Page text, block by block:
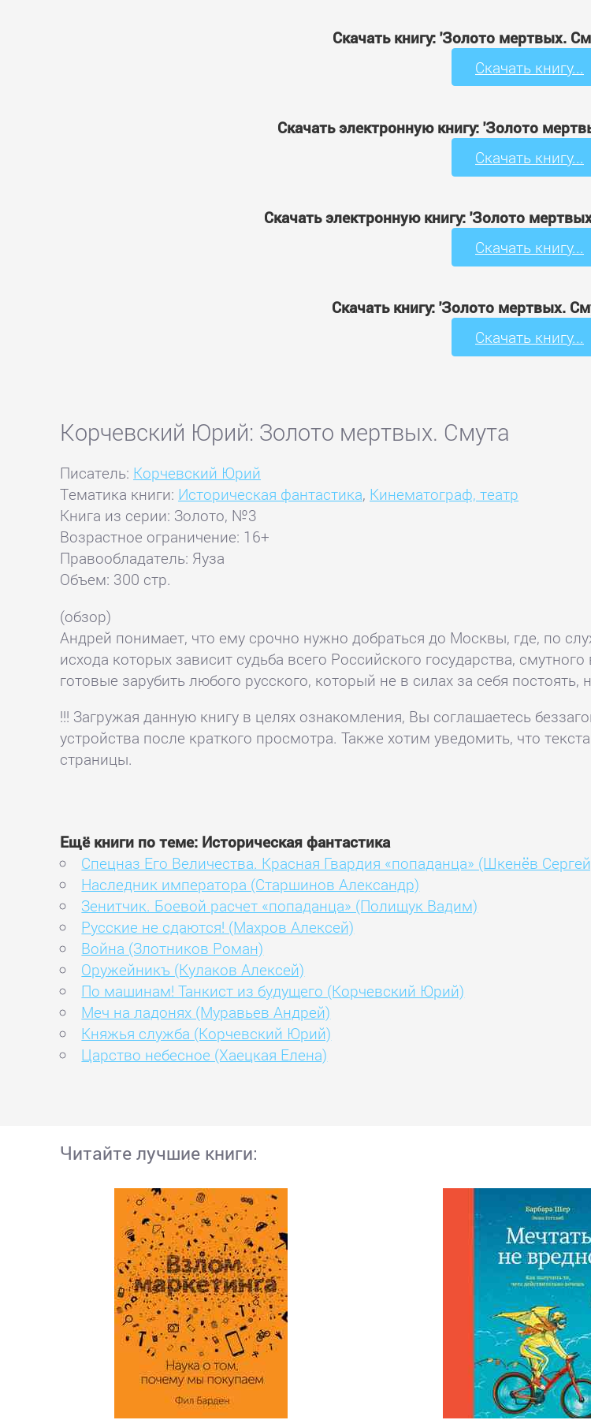
Скачать книгу: 'Золото мертвых.
Скачать книгу...
Скачать электронную книгу: 'Золото
Скачать книгу...
Скачать электронную книгу: 'Золото
Скачать книгу...
Скачать книгу: 'Золото мертвых.
Скачать книгу...
Корчевский Юрий: Золото мертвых. Смута
Писатель: Корчевский Юрий
Тематика книги: Историческая фантастика, Кинематограф, театр
Книга из серии: Золото, №3
Возрастное ограничение: 16+
Правообладатель: Яуза
Объем: 300 стр.
(обзор)
Андрей понимает, что ему срочно нужно добраться до Москвы, где, по
исхода которых зависит судьба всего Российского государства,
готовые зарубить любого русского, который не в силах за себя постоять,
!!! Загружая данную книгу в целях ознакомления, Вы соглашаетесь
устройства после краткого просмотра. Также хотим уведомить, что
страницы.
Ещё книги по теме: Историческая фантастика
Спецназ Его Величества. Красная Гвардия «попаданца» (Шкенёв
Наследник императора (Старшинов Александр)
Зенитчик. Боевой расчет «попаданца» (Полищук Вадим)
Русские не сдаются! (Махров Алексей)
Война (Злотников Роман)
Оружейникъ (Кулаков Алексей)
По машинам! Танкист из будущего (Корчевский Юрий)
Меч на ладонях (Муравьев Андрей)
Княжья служба (Корчевский Юрий)
Царство небесное (Хаецкая Елена)
Читайте лучшие книги: